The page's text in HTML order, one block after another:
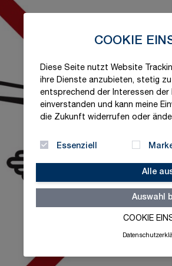
COOKIE
Diese Seite nutzt Website
ihre Dienste anzubieten, stetig
entsprechend der Interessen der
einverstanden und kann meine
die Zukunft widerrufen oder
Essenziell
Alle
Auswahl
COOKIE